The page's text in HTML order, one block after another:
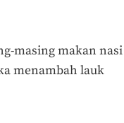
masing makan nasi
menambah lauk